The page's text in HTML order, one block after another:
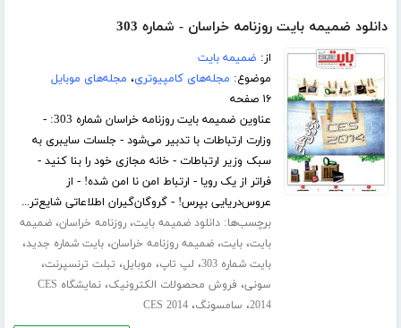
دانلود ضمیمه بایت روزنامه خراسان - شماره 303
از: ضمیمه بایت
موضوع: مجله‌های کامپیوتری، مجله‌های موبایل
۱۶ صفحه
عناوین ضمیمه بایت روزنامه خراسان شماره 303: -
وزارت ارتباطات با تدبیر می‌شود - جلسات سایبری به
سبک وزیر ارتباطات - خانه مجازی خود را بنا کنید -
فراتر از یک رویا - ارتباط امن نا امن شده! - از
عروس‌دریایی بپرس! - گروگان‌گیران اطلاعاتی شایع‌تر...
برچسب‌ها:دانلود ضمیمه بایت،روزنامه خراسان،ضمیمه
بایت،بایت،ضمیمه روزنامه خراسان،بایت شماره جدید،
بایت شماره 303 ، لپ تاپ، موبایل، تبلت ترنسپرنت،
سونی، فروش محصولات الکترونیک،
نمایشگاه CES
2014، سامسونگ،CES 2014